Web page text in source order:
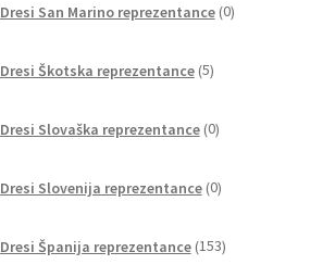
Dresi San Marino reprezentance 0izdelkov
Dresi Škotska reprezentance 5izdelkov
Dresi Slovaška reprezentance 0izdelkov
Dresi Slovenija reprezentance 0izdelkov
Dresi Španija reprezentance 153izdelkov